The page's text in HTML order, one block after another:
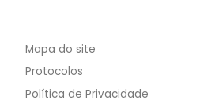
Mapa do site
Protocolos
Política de Privacidade